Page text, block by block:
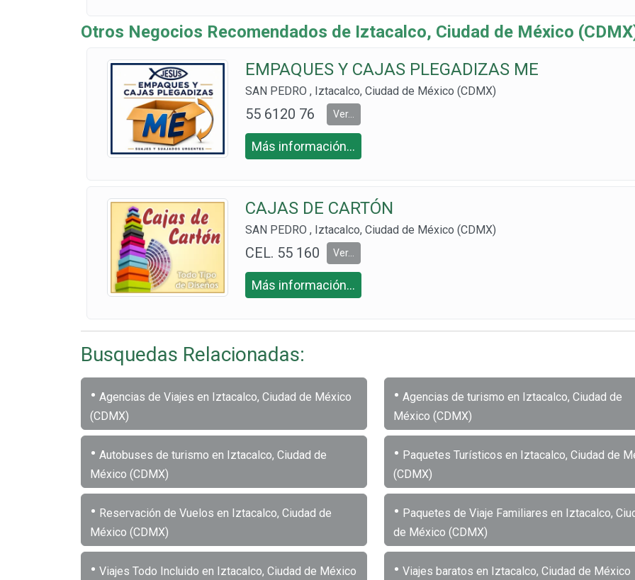
Otros Negocios Recomendados de Iztacalco, Ciudad de México
EMPAQUES Y CAJAS PLEGADIZAS ME
SAN PEDRO , Iztacalco, Ciudad de México (CDMX)
55 6120 76
40
Ver...
Más información...
CAJAS DE CARTÓN
SAN PEDRO , Iztacalco, Ciudad de México (CDMX)
CEL. 55 160
8 5637
Ver...
Más información...
Busquedas Relacionadas:
• Agencias de Viajes en Iztacalco, Ciudad de México
(CDMX)
• Agencias de turismo en Iztacalco, Ciudad de
México (CDMX)
• Autobuses de turismo en Iztacalco, Ciudad de
México (CDMX)
• Paquetes Turísticos en Iztacalco, Ciudad de
(CDMX)
• Reservación de Vuelos en Iztacalco, Ciudad de
México (CDMX)
• Paquetes de Viaje Familiares en Iztacalco,
de México (CDMX)
• Viajes Todo Incluido en Iztacalco, Ciudad de México
• Viajes baratos en Iztacalco, Ciudad de México